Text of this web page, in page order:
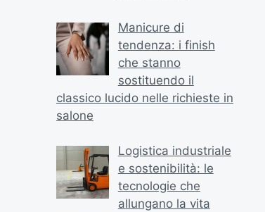
Manicure di
tendenza: i finish
che stanno
sostituendo il
classico lucido nelle richieste in
salone
Logistica industriale
e sostenibilità: le
tecnologie che
allungano la vita